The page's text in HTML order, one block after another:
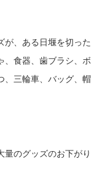
が、ある日堰を切った
、食器、歯ブラシ、ボ
、三輪車、バッグ、帽
量のグッズのお下がり